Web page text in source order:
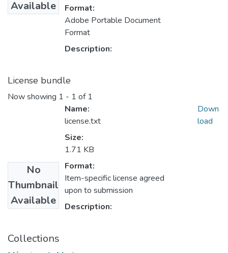
Available
Format:
Adobe Portable Document
Format
Description:
License bundle
Now showing 1 - 1 of 1
No
Thumbnail
Available
Name:
license.txt
Size:
1.71 KB
Format:
Item-specific license agreed
upon to submission
Description:
Down
load
Collections